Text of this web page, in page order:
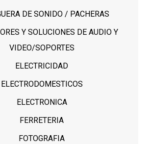
DE SONIDO / PACHERAS
Y SOLUCIONES DE AUDIO Y
VIDEO/SOPORTES
ELECTRICIDAD
ELECTRODOMESTICOS
ELECTRONICA
FERRETERIA
FOTOGRAFIA